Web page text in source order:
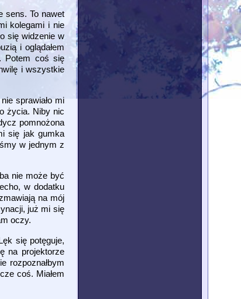
sens. To nawet
kolegami i nie
się widzenie w
i oglądałem
Potem coś się
i wszystkie
sprawiało mi
życia. Niby nic
pomnożona
się jak gumka
w jednym z
nie może być
w dodatku
na mój
już mi się
oczy.
się potęguje,
na projektorze
rozpoznałbym
coś. Miałem